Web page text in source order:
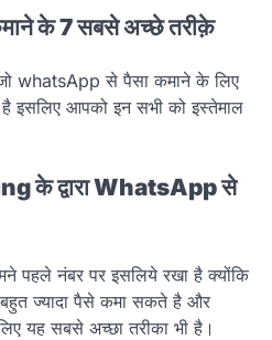
के 7 सबसे अच्छे तरीक़े
whatsApp से पैसा कमाने के लिए
इसलिए आपको इन सभी को इस्तेमाल
के द्वारा WhatsApp से
पहले नंबर पर इसलिये रखा है क्योंकि
ज्यादा पैसे कमा सकते है और
यह सबसे अच्छा तरीका भी है।